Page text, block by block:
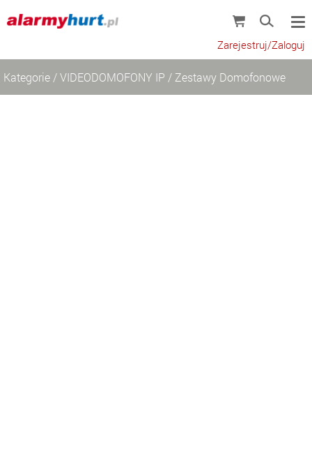
Zarejestruj/Zaloguj
Kategorie /VIDEODOMOFONY IP / Zestawy Domofonowe